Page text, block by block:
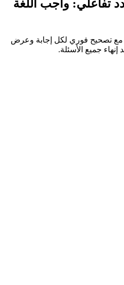
تفاعلي: واجب اللغة
مع تصحيح فوري لكل إجابة وعرض
إنهاء جميع الأسئلة.